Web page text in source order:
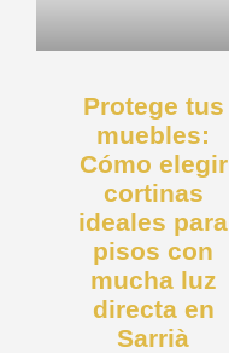
Protege tus
muebles:
Cómo elegir
cortinas
ideales para
pisos con
mucha luz
directa en
Sarrià